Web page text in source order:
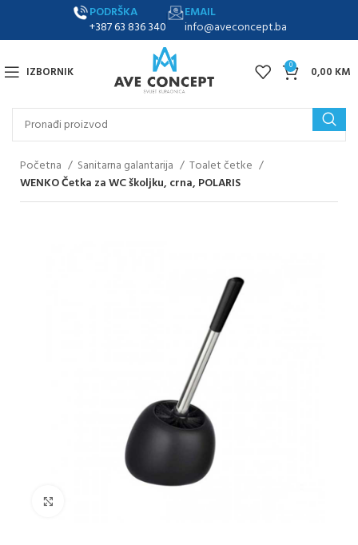
PODRŠKA
+387 63 836 340
EMAIL
info@aveconcept.ba
IZBORNIK 0 0,00 KM
Početna Sanitarna galantarija
Toalet četke
WENKO Četka za WC školjku, crna, POLARIS